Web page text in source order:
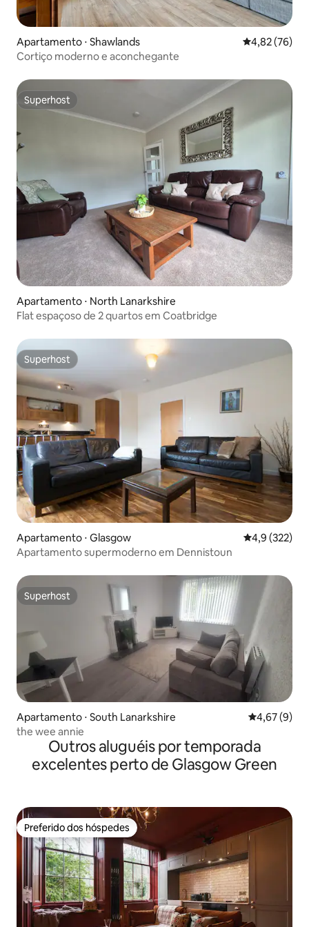
Apartamento ⋅ Shawlands 4,82 de uma
4,82 (76)
Cortiço moderno e aconchegante
Superhost
Superhost
Apartamento ⋅ North Lanarkshire
Flat espaçoso de 2 quartos em Coatbridge
Superhost
Superhost
Apartamento ⋅ Glasgow 4,9 de uma
4,9 (322)
Apartamento supermoderno em Dennistoun
Superhost
Superhost
Apartamento ⋅ South Lanarkshire 4,67 de uma
4,67 (9)
the wee annie
Outros aluguéis por temporada
excelentes perto de Glasgow Green
Preferido dos hóspedes
Preferido dos hóspedes